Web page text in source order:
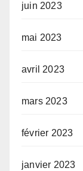
juin 2023
mai 2023
avril 2023
mars 2023
février 2023
janvier 2023